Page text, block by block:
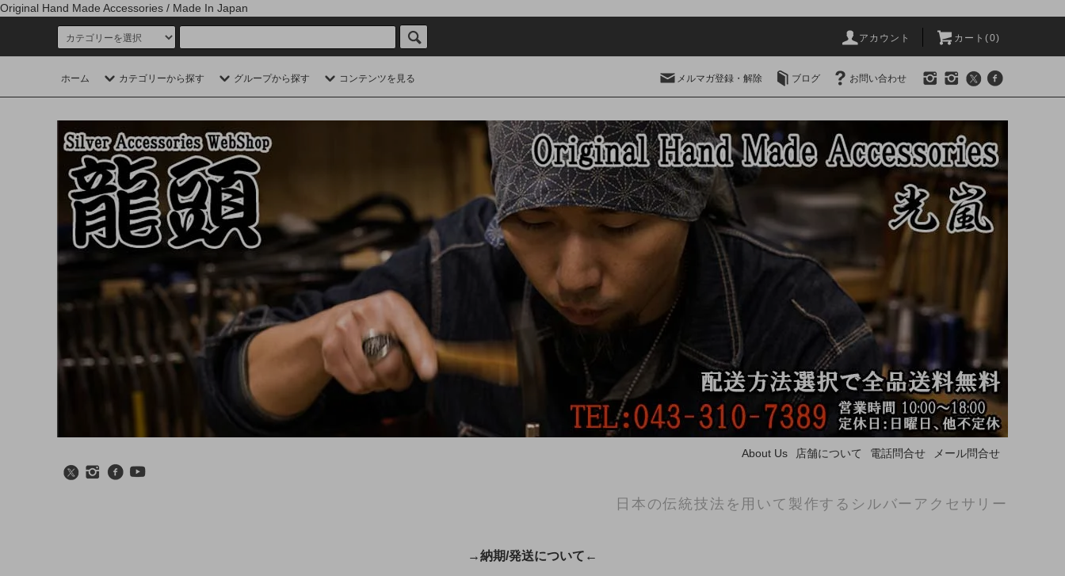
Original Hand Made Accessories / Made In Japan
アカウント カート(0)
ホーム カテゴリーから探す グループから探す コンテンツを見る メルマガ登録・解除 ブログ お問い合わせ
About Us 店舗について 電話問合せ メール問合せ
日本の伝統技法を用いて製作するシルバーアクセサリー
→納期/発送について←